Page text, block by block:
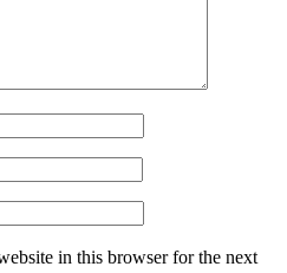
in this browser for the next